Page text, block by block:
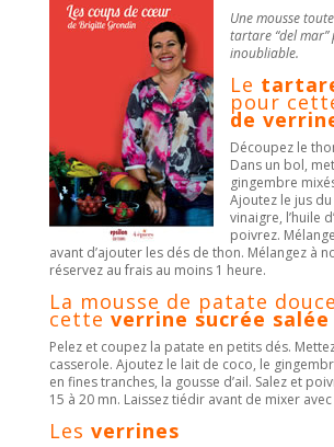
Une mousse
tartare “del
inoubliable.
Le
pour
de
Découpez le
Dans un bol,
gingembre
Ajoutez le jus
vinaigre, l’huile
poivrez.
avant d’ajouter les dés de thon. Mélangez à
réservez au frais au moins 1 heure.
La mousse de patate
cette verrine sucrée salée
Pelez et coupez la patate en petits dés.
casserole. Ajoutez le lait de coco, le
en fines tranches, la gousse d’ail. Salez et
15 à 20 mn. Laissez tiédir avant de mixer
Les verrines